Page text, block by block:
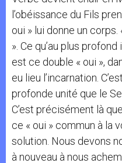
l’obéissance du Fils
oui » lui donne un
». Ce qu’au plus profond
est ce double « oui »,
eu lieu l’incarnation.
profonde unité que le
C’est précisément là
ce « oui » commun à la
solution. Nous devons
à nouveau à nous